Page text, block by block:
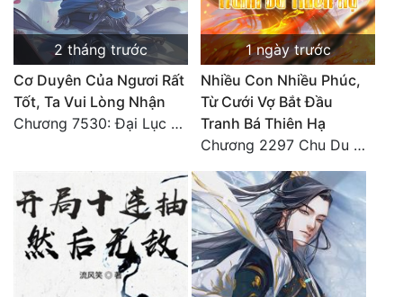
2 tháng trước
Cơ Duyên Của Ngươi Rất
Tốt, Ta Vui Lòng Nhận
Chương 7530: Đại Lục Khởi Nguyên – Kiến Thành 71
1 ngày trước
Nhiều Con Nhiều Phúc,
Từ Cưới Vợ Bắt Đầu
Tranh Bá Thiên Hạ
Chương 2297 Chu Du Du mang thai